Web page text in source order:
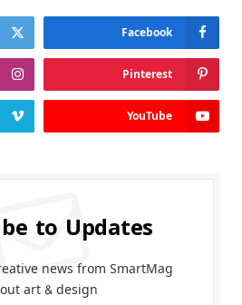
Facebook
Pinterest
YouTube
to Updates
news from SmartMag
art & design.